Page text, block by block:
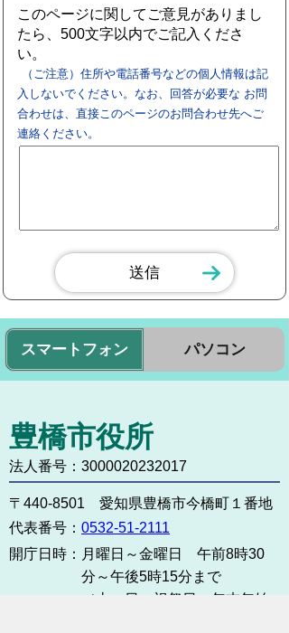
このページに関してご意見がありまし
たら、500文字以内でご記入くださ
い。
（ご注意）住所や電話番号などの個人情報は記
入しないでください。なお、回答が必要な お問
合わせは、直接このページのお問合わせ先へご
連絡ください。
スマートフォン パソコン
豊橋市役所
法人番号：3000020232017
〒440-8501 愛知県豊橋市今橋町１番地
代表番号： 0532-51-2111
開庁日時： 月曜日～金曜日 午前8時30
分～午後5時15分まで
（土・日・祝祭日・年末年始